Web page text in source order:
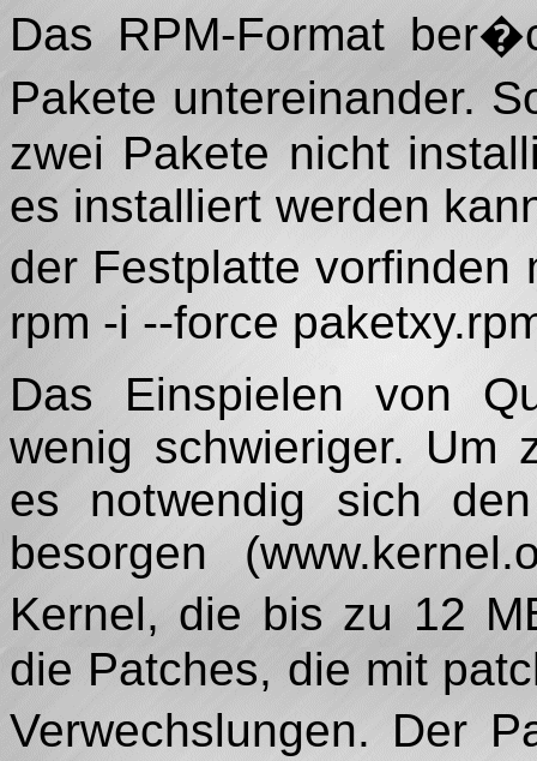
Das RPM-Format
Pakete untereinander.
zwei Pakete nicht
es installiert werden
der Festplatte
rpm -i --force
Das Einspielen von
wenig schwieriger. Um
es notwendig sich
besorgen
Kernel, die bis zu 12
die Patches, die mit
Verwechslungen. Der